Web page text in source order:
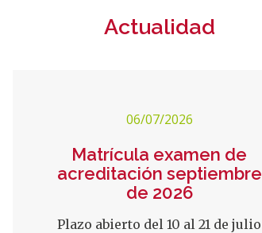
Actualidad
06/07/2026
Matrícula examen de
acreditación septiembre
de 2026
Plazo abierto del 10 al 21 de julio